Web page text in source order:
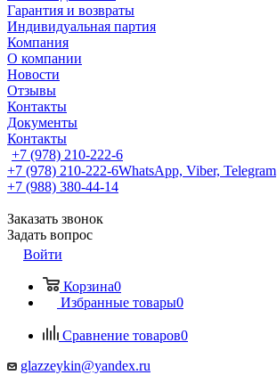
Гарантия и возвраты
Индивидуальная партия
Компания
О компании
Новости
Отзывы
Контакты
Документы
Контакты
+7 (978) 210-222-6
+7 (978) 210-222-6WhatsApp, Viber, Telegram
+7 (988) 380-44-14
Заказать звонок
Задать вопрос
Войти
Корзина0
Избранные товары0
Сравнение товаров0
glazzeykin@yandex.ru